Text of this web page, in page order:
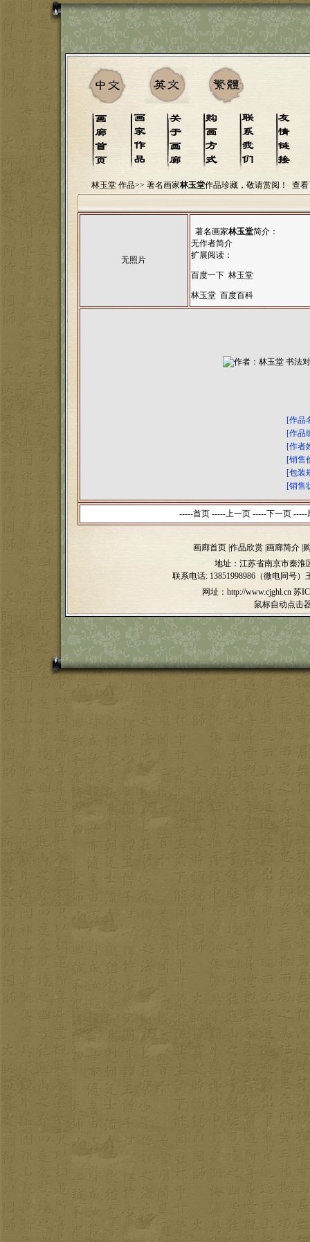
林玉堂 作品>> 著名画家林玉堂作品珍藏，敬请赏阅！ 查
无照片
著名画家林玉堂简介：
无作者简介
扩展阅读：
百度一下 林玉堂
林玉堂 百度百科
[作品
[作品
[作者
[销售
[包装
[销售
-----首页 -----上一页 -----下一页 -----
画廊首页 作品欣赏 画廊简介
地址：江苏省南京市秦淮
联系电话: 13851998986（微电同号）
网址：http://www.cjghl.cn 苏
鼠标自动点击